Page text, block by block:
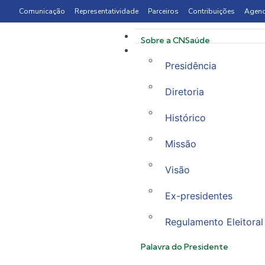
Comunicação Representatividade Parceiros Contribuições
Sobre a CNSaúde
Presidência
Diretoria
Histórico
Missão
Visão
Ex-presidentes
Regulamento Eleitoral
Palavra do Presidente